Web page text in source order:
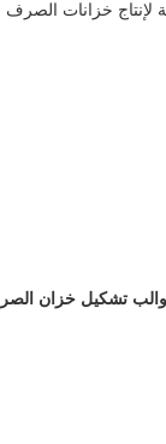
خزانات الصرف
تشكيل خزان